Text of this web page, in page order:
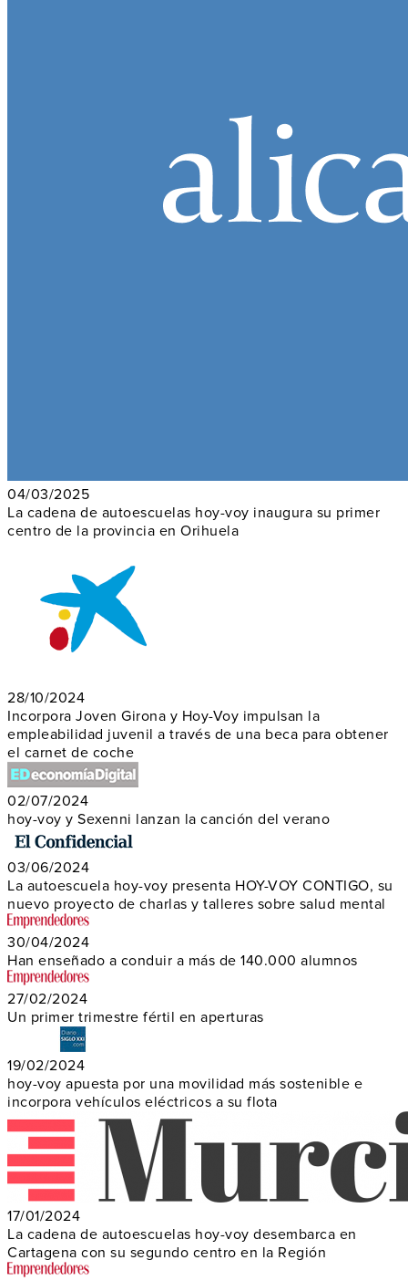
04/03/2025
La cadena de autoescuelas hoy-voy inaugura su primer
centro de la provincia en Orihuela
28/10/2024
Incorpora Joven Girona y Hoy-Voy impulsan la
empleabilidad juvenil a través de una beca para obtener
el carnet de coche
02/07/2024
hoy-voy y Sexenni lanzan la canción del verano
03/06/2024
La autoescuela hoy-voy presenta HOY-VOY CONTIGO, su
nuevo proyecto de charlas y talleres sobre salud mental
30/04/2024
Han enseñado a conduir a más de 140.000 alumnos
27/02/2024
Un primer trimestre fértil en aperturas
19/02/2024
hoy-voy apuesta por una movilidad más sostenible e
incorpora vehículos eléctricos a su flota
17/01/2024
La cadena de autoescuelas hoy-voy desembarca en
Cartagena con su segundo centro en la Región